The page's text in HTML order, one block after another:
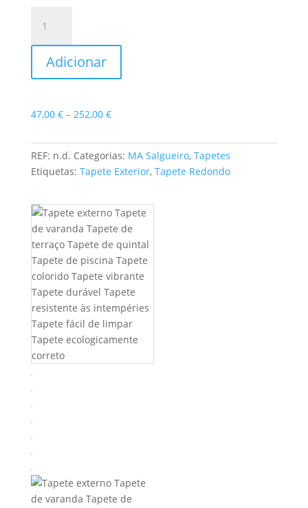
Tapete
Varadero
Adicionar
47,00 € – 252,00 €Price
47,00 €
through
252,00 €
REF: n.d. Categorias: MA Salgueiro, Tapetes
Etiquetas: Tapete Exterior, Tapete Redondo